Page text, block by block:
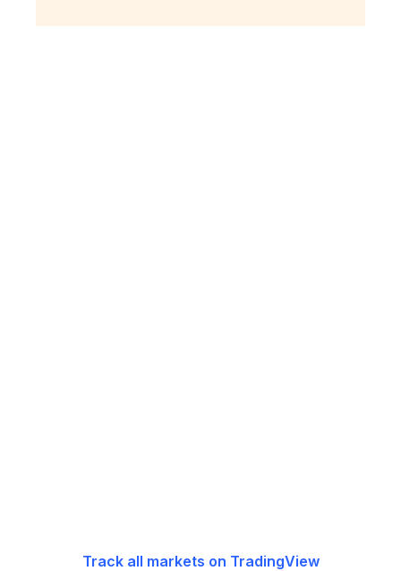
Track all markets on TradingView